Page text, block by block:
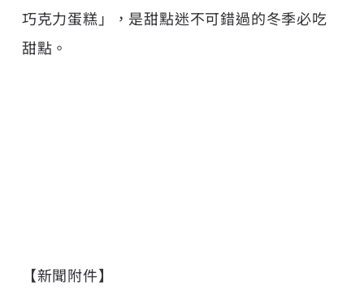
巧克力蛋糕」，是甜點迷不可錯過的冬季必吃
甜點。
【新聞附件】